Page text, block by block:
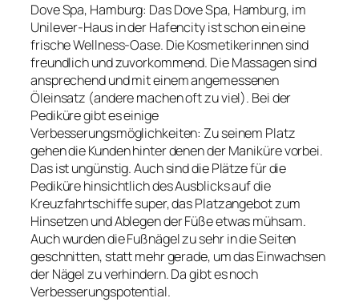
Dove Spa, Hamburg: Das Dove Spa, Hamburg, im
Unilever-Haus in der Hafencity ist schon ein eine
frische Wellness-Oase. Die Kosmetikerinnen sind
freundlich und zuvorkommend. Die Massagen sind
ansprechend und mit einem angemessenen
Öleinsatz (andere machen oft zu viel). Bei der
Pediküre gibt es einige
Verbesserungsmöglichkeiten: Zu seinem Platz
gehen die Kunden hinter denen der Maniküre vorbei.
Das ist ungünstig. Auch sind die Plätze für die
Pediküre hinsichtlich des Ausblicks auf die
Kreuzfahrtschiffe super, das Platzangebot zum
Hinsetzen und Ablegen der Füße etwas mühsam.
Auch wurden die Fußnägel zu sehr in die Seiten
geschnitten, statt mehr gerade, um das Einwachsen
der Nägel zu verhindern. Da gibt es noch
Verbesserungspotential.